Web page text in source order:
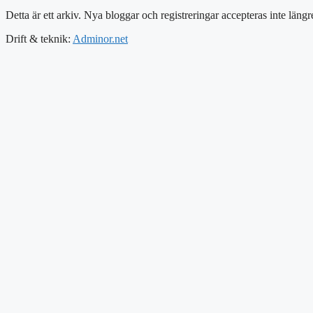
Detta är ett arkiv. Nya bloggar och registreringar accepteras inte
Drift & teknik: Adminor.net